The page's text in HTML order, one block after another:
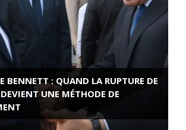
BENNETT : QUAND LA RUPTURE DE
UNE MÉTHODE DE